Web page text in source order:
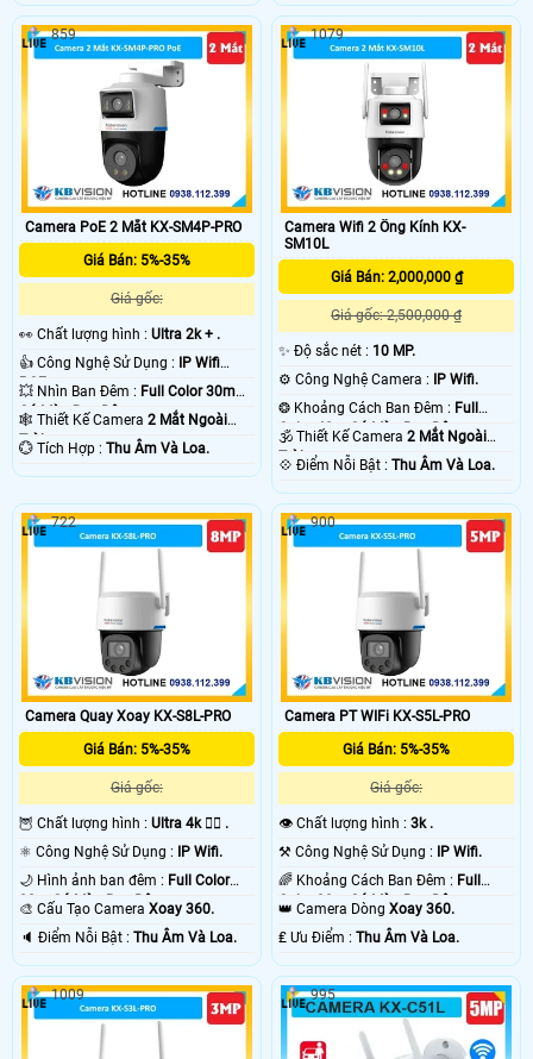
Camera PoE 2 Mắt KX-SM4P-PRO
Giá Bán: 5%-35%
Giá gốc:
️👀 Chất lượng hình : Ultra 2k + .
👍 Công Nghệ Sử Dụng :
IP Wifi
POE.
💥 Nhìn Ban Đêm : Full Color 30m
Có Màu Ban Ðêm.
🕸️ Thiết Kế Camera 2 Mắt Ngoài
Trời.
️💮 Tích Hợp : Thu Âm Và Loa.
859
Camera Wifi 2 Ống Kính KX-
SM10L
Giá Bán: 2,000,000 ₫
Giá gốc: 2,500,000 ₫
✨ Độ sắc nét : 10 MP.
⚙ Công Nghệ Camera :
IP Wifi.
❂ Khoảng Cách Ban Đêm : Full
Color 40m Có Màu Ban Ðêm.
🕉️ Thiết Kế Camera2 Mắt Ngoài
Trời.
️💠 Điểm Nỗi Bật :Thu Âm Và Loa.
1079
Camera Quay Xoay KX-S8L-PRO
Giá Bán: 5%-35%
Giá gốc:
🦉 Chất lượng hình : Ultra 4k 👍🏾 .
⚛️ Công Nghệ Sử Dụng : IP Wifi.
🌙 Hình ảnh ban đêm : Full Color
30m Có Màu Ban Ðêm.
🎨 Cấu Tạo Camera Xoay 360.
️🔈 Điểm Nỗi Bật : Thu Âm Và Loa.
722
Camera PT WIFi KX-S5L-PRO
Giá Bán: 5%-35%
Giá gốc:
👁 Chất lượng hình :3k .
⚒ Công Nghệ Sử Dụng : IP Wifi.
🌈 Khoảng Cách Ban Đêm : Full
Color 30m Có Màu Ban Ðêm.
👑 Camera DòngXoay 360.
️₤ Ưu Điểm :Thu Âm Và Loa.
900
1009 995